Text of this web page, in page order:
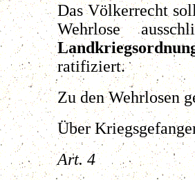
Das Völkerrecht
Wehrlose
ratifiziert.
Zu den Wehrlosen
Über
Art. 4